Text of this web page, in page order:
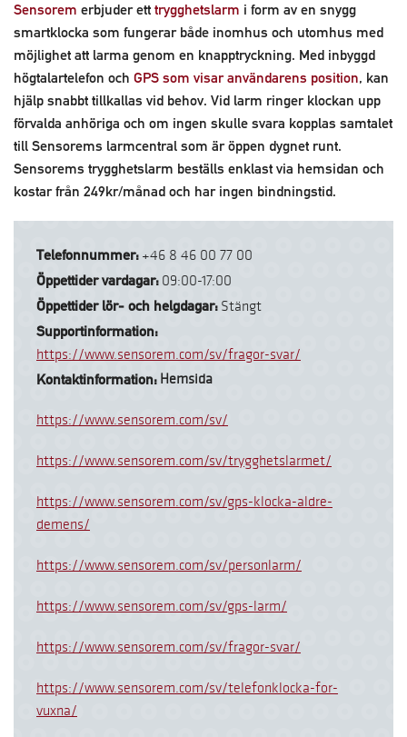
Sensorem erbjuder ett trygghetslarm i form av en snygg
smartklocka som fungerar både inomhus och utomhus med
möjlighet att larma genom en knapptryckning. Med inbyggd
högtalartelefon och GPS som visar användarens position, kan
hjälp snabbt tillkallas vid behov. Vid larm ringer klockan upp
förvalda anhöriga och om ingen skulle svara kopplas samtalet
till Sensorems larmcentral som är öppen dygnet runt.
Sensorems trygghetslarm beställs enklast via hemsidan och
kostar från 249kr/månad och har ingen bindningstid.
Telefonnummer: +46 8 46 00 77 00
Öppettider vardagar: 09:00-17:00
Öppettider lör- och helgdagar: Stängt
Supportinformation:
https://www.sensorem.com/sv/fragor-svar/
Kontaktinformation: Hemsida
https://www.sensorem.com/sv/
https://www.sensorem.com/sv/trygghetslarmet/
https://www.sensorem.com/sv/gps-klocka-aldre-
demens/
https://www.sensorem.com/sv/personlarm/
https://www.sensorem.com/sv/gps-larm/
https://www.sensorem.com/sv/fragor-svar/
https://www.sensorem.com/sv/telefonklocka-for-
vuxna/